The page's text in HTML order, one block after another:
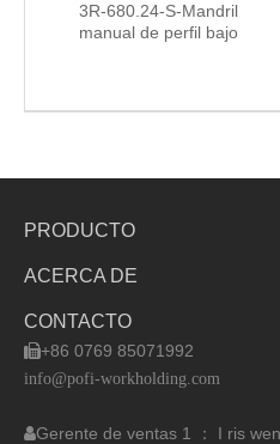
3R-680.24-S-Mandril
manual de perfil bajo
PRODUCTO
ACERCA DE
CONTACTO
+86 0769 85071992
info@pofi-workholding.com
Gerente de ventas 1 ： I ris wen